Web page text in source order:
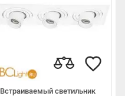
Встраиваемый светильник